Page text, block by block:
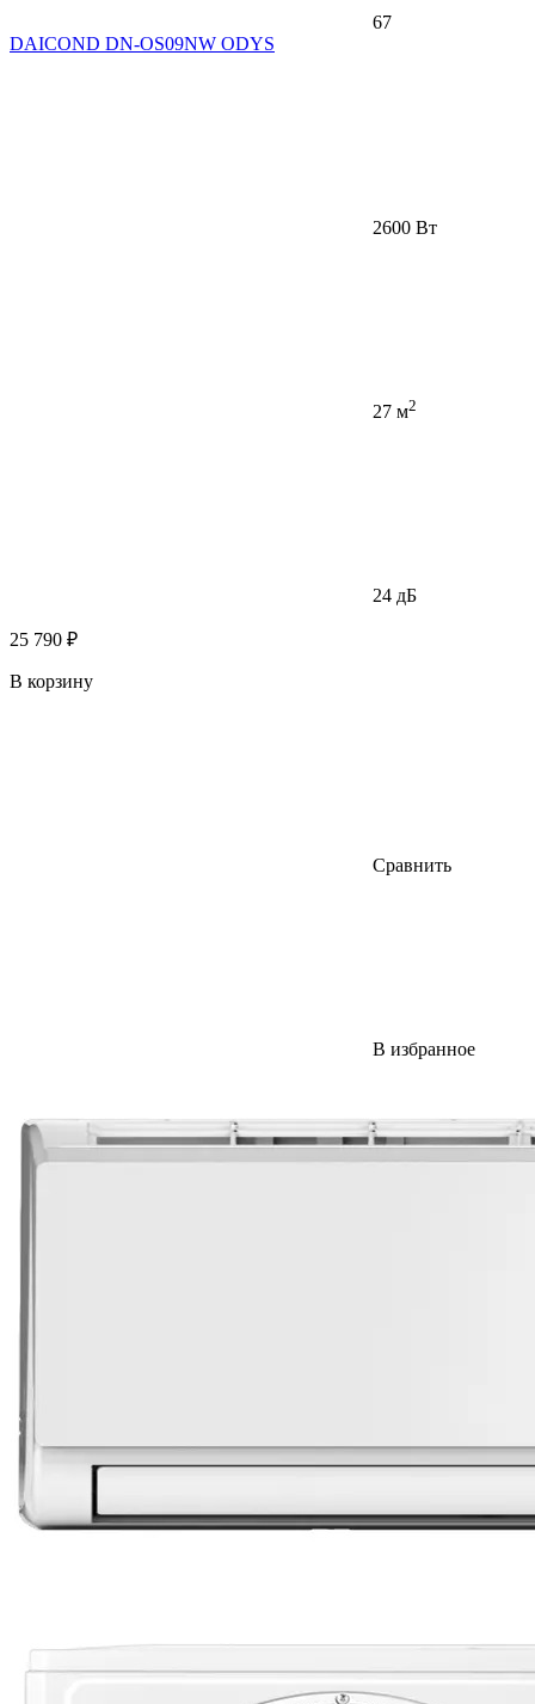
67
DAICOND DN-OS09NW ODYS
2600 Вт
27 м2
24 дБ
25 790 ₽
В корзину
Сравнить
В избранное